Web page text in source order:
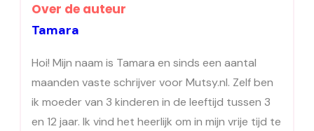
Over de auteur
Tamara
Hoi! Mijn naam is Tamara en sinds een aantal
maanden vaste schrijver voor Mutsy.nl. Zelf ben
ik moeder van 3 kinderen in de leeftijd tussen 3
en 12 jaar. Ik vind het heerlijk om in mijn vrije tijd te